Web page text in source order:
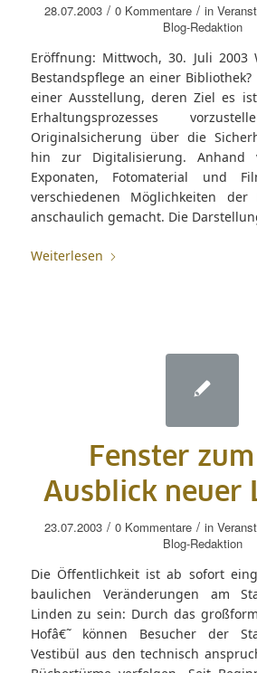
28.07.2003 / 0 Kommentare / in
Blog-Redaktion
Eröffnung: Mittwoch, 30. Juli
Bestandspflege an einer
einer Ausstellung, deren Ziel es
Erhaltungsprozesses
Originalsicherung über die
hin zur Digitalisierung. Anhand
Exponaten, Fotomaterial und
verschiedenen Möglichkeiten der
anschaulich gemacht. Die
Weiterlesen
Fenster
Ausblick neuer
23.07.2003 / 0 Kommentare / in
Blog-Redaktion
Die Öffentlichkeit ist ab sofort
baulichen Veränderungen am
Linden zu sein: Durch das
Hofâ€˜ können Besucher der
Vestibül aus den technisch